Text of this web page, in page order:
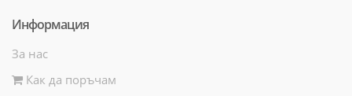
Информация
За нас
Как да поръчам